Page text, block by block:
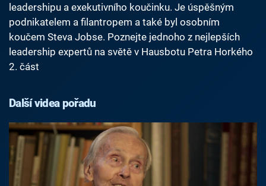
leadershipu a exekutivního koučinku. Je úspěšným
podnikatelem a filantropem a také byl osobním
koučem Steva Jobse. Poznejte jednoho z nejlepších
leadership expertů na světě v Hausbotu Petra Horkého
2. část
Další videa pořadu